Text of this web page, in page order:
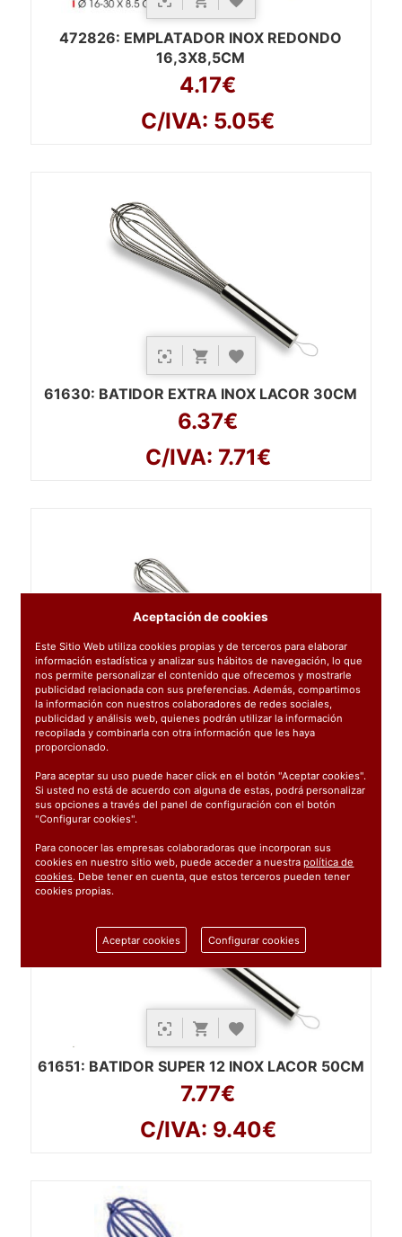
472826: EMPLATADOR INOX REDONDO
16,3X8,5CM
4.17€
C/IVA: 5.05€
61630: BATIDOR EXTRA INOX LACOR 30CM
6.37€
C/IVA: 7.71€
61640: BATIDOR EXTRA INOX LACOR 40CM
C/IVA: 8.96€
61651: BATIDOR SUPER 12 INOX LACOR 50CM
7.77€
C/IVA: 9.40€
Aceptación de cookies
Este Sitio Web utiliza cookies propias y de terceros para elaborar
información estadística y analizar sus hábitos de navegación, lo que
nos permite personalizar el contenido que ofrecemos y mostrarle
publicidad relacionada con sus preferencias. Además, compartimos
la información con nuestros colaboradores de redes sociales,
publicidad y análisis web, quienes podrán utilizar la información
recopilada y combinarla con otra información que les haya
proporcionado.
Para aceptar su uso puede hacer click en el botón "Aceptar cookies".
Si usted no está de acuerdo con alguna de estas, podrá personalizar
sus opciones a través del panel de configuración con el botón
"Configurar cookies".
Para conocer las empresas colaboradoras que incorporan sus
cookies en nuestro sitio web, puede acceder a nuestrapolítica de
cookies. Debe tener en cuenta, que estos terceros pueden tener
cookies propias.
Aceptar cookies Configurar cookies